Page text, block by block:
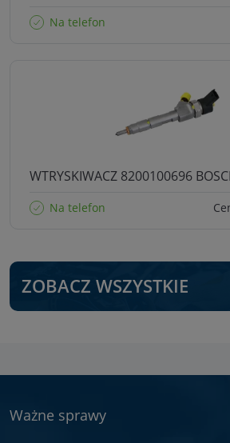
Na telefon
WTRYSKIWACZ 8200100696
Na telefon
ZOBACZ WSZYSTKIE
Ważne sprawy